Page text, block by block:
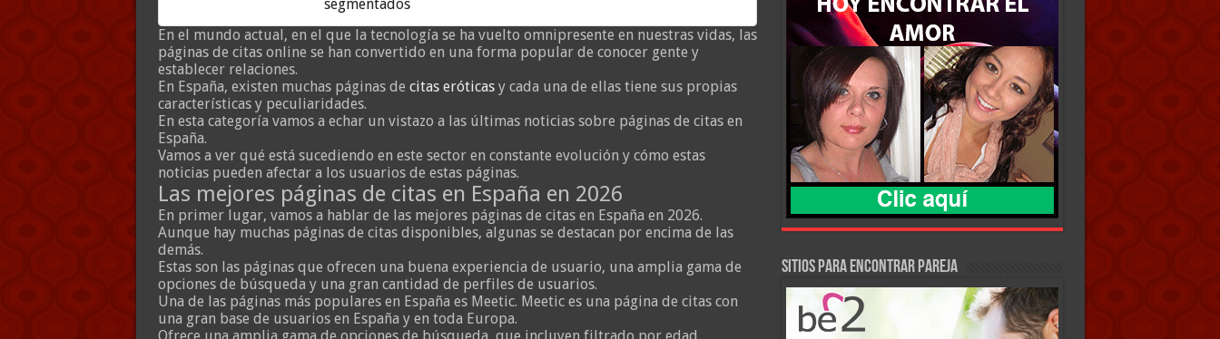
segmentados
En el mundo actual, en el que la tecnología se ha vuelto omnipresente en nuestras vidas, las
páginas de citas online se han convertido en una forma popular de conocer gente y
establecer relaciones.
En España, existen muchas páginas de citas eróticasy cada una de ellas tiene sus propias
características y peculiaridades.
En esta categoría vamos a echar un vistazo a las últimas noticias sobre páginas de citas en
España.
Vamos a ver qué está sucediendo en este sector en constante evolución y cómo estas
noticias pueden afectar a los usuarios de estas páginas.
Las mejores páginas de citas en España en 2026
En primer lugar, vamos a hablar de las mejores páginas de citas en España en 2026.
Aunque hay muchas páginas de citas disponibles, algunas se destacan por encima de las
demás.
Estas son las páginas que ofrecen una buena experiencia de usuario, una amplia gama de
opciones de búsqueda y una gran cantidad de perfiles de usuarios.
Una de las páginas más populares en España es Meetic. Meetic es una página de citas con
una gran base de usuarios en España y en toda Europa.
Ofrece una amplia gama de opciones de búsqueda, que incluyen filtrado por edad,
SITIOS PARA ENCONTRAR PAREJA